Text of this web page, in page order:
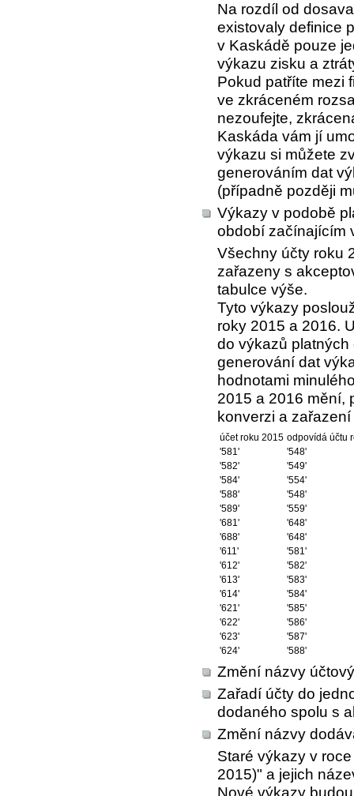
Na rozdíl od
existovaly definice
v Kaskádě pouze
výkazu zisku a
Pokud patříte mezi
ve zkráceném
nezoufejte,
Kaskáda vám jí
výkazu si můžete
generováním dat
(případně později
Výkazy v podobě
období začínajícím
Všechny účty roku
zařazeny s
tabulce výše.
Tyto výkazy
roky 2015 a 2016.
do výkazů platných
generování dat
hodnotami
2015 a 2016 mění,
konverzi a
účet roku 2015 odpovídá účtu
'581'
'548'
'582'
'549'
'584'
'554'
'588'
'548'
'589'
'559'
'681'
'648'
'688'
'648'
'611'
'581'
'612'
'582'
'613'
'583'
'614'
'584'
'621'
'585'
'622'
'586'
'623'
'587'
'624'
'588'
Změní názvy
Zařadí účty do
dodaného spolu s
Změní názvy
Staré výkazy v
2015)" a jejich